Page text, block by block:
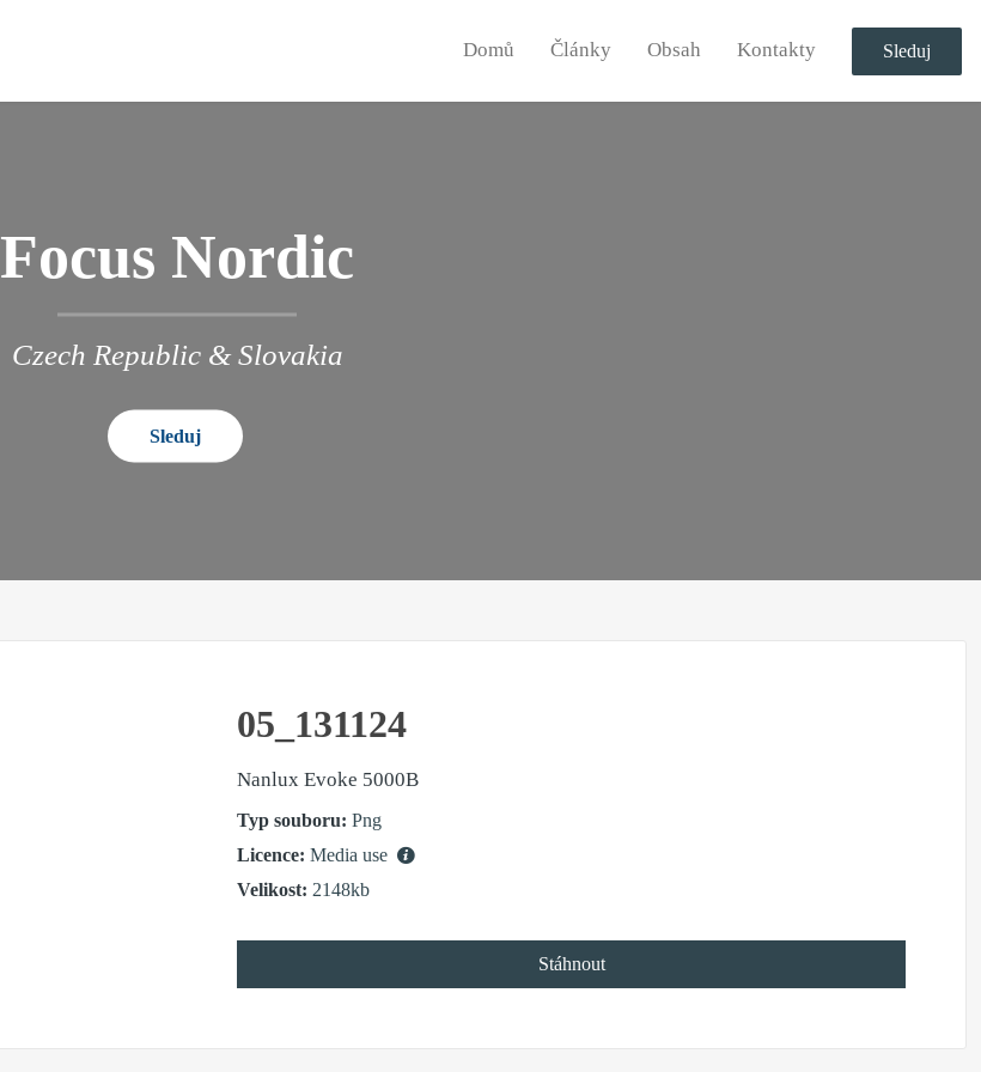
Domů Články Obsah Kontakty Sleduj
Focus Nordic
Czech Republic & Slovakia
Sleduj
05_131124
Nanlux Evoke 5000B
Typ souboru: Png
Licence: Media use
Velikost: 2148kb
Stáhnout